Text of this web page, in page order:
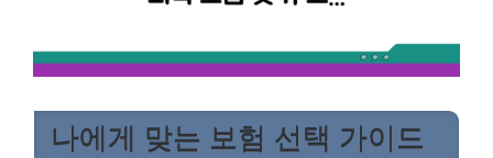
나에게 맞는 보험 선택 가이드